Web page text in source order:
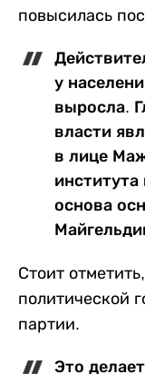
повысилась
у
выросла.
власти
в лице
основа
Стоит
политической
партии.
Это